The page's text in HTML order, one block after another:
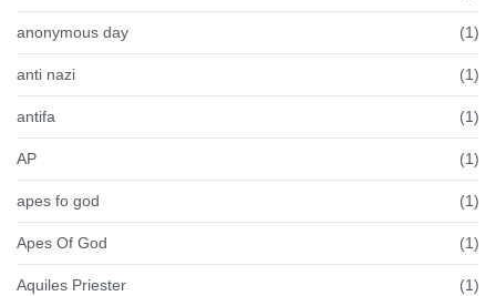
anonymous day (1)
anti nazi (1)
antifa (1)
AP (1)
apes fo god (1)
Apes Of God (1)
Aquiles Priester (1)